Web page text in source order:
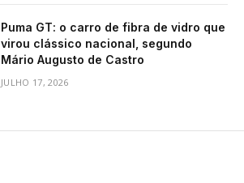
Puma GT: o carro de fibra de vidro que
virou clássico nacional, segundo
Mário Augusto de Castro
JULHO 17, 2026